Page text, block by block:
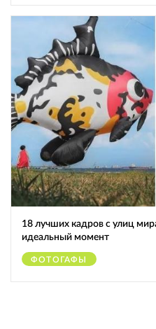
18 лучших кадров с улиц
идеальный момент
ФОТОГАФЫ